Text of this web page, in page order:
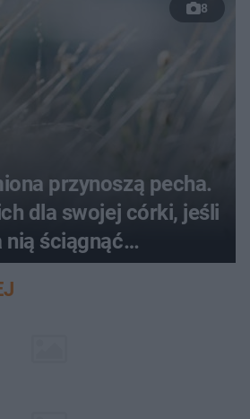
8
przynoszą pecha.
dla swojej córki, jeśli
nią ściągnąć